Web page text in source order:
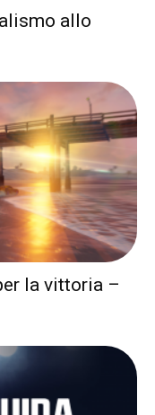
allo
la vittoria –